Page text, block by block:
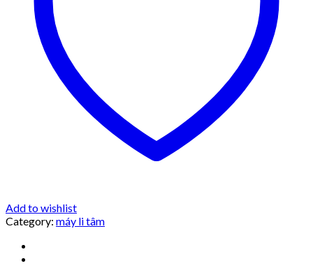
Add to wishlist
Category: máy li tâm